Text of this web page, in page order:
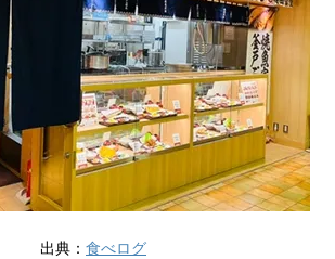
出典： 食べログ